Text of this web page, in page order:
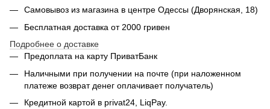
Самовывоз из магазина в центре Одессы (Дворянская, 18)
Бесплатная доставка от 2000 гривен
Подробнее о доставке
Предоплата на карту ПриватБанк
Наличными при получении на почте (при наложенном
платеже возврат денег оплачивает получатель)
Кредитной картой в privat24, LiqPay.